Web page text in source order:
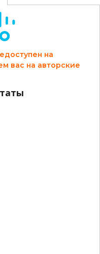
на
вас на авторские